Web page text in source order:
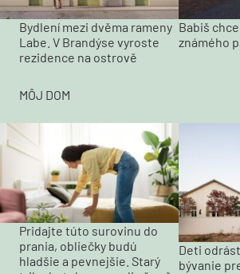
Bydlení mezi dvěma rameny
Labe. V Brandýse vyroste
rezidence na ostrově
Babiš
známého
MÔJ DOM
Pridajte túto surovinu do
prania, obliečky budú
hladšie a pevnejšie. Starý
Deti
bývanie